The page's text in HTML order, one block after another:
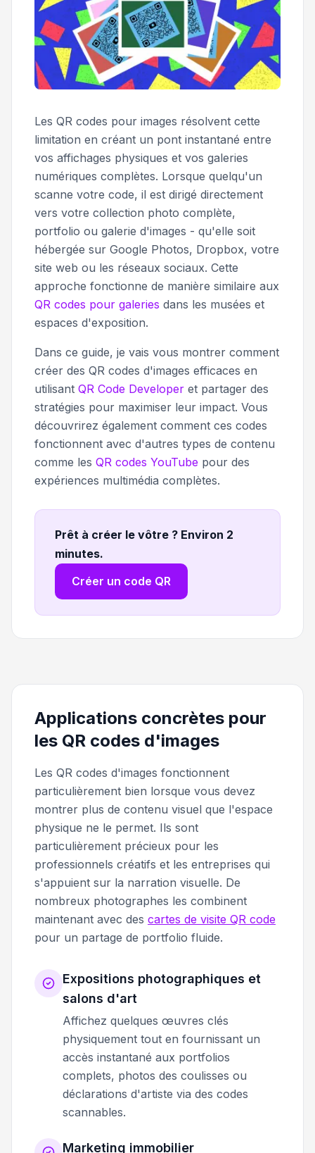
Les QR codes pour images résolvent cette
limitation en créant un pont instantané entre
vos affichages physiques et vos galeries
numériques complètes. Lorsque quelqu'un
scanne votre code, il est dirigé directement
vers votre collection photo complète,
portfolio ou galerie d'images - qu'elle soit
hébergée sur Google Photos, Dropbox, votre
site web ou les réseaux sociaux. Cette
approche fonctionne de manière similaire aux
QR codes pour galeries dans les musées et
espaces d'exposition.
Dans ce guide, je vais vous montrer comment
créer des QR codes d'images efficaces en
utilisant QR Code Developer et partager des
stratégies pour maximiser leur impact. Vous
découvrirez également comment ces codes
fonctionnent avec d'autres types de contenu
comme les QR codes YouTube pour des
expériences multimédia complètes.
Prêt à créer le vôtre ? Environ 2
minutes.
Créer un code QR
Applications concrètes pour
les QR codes d'images
Les QR codes d'images fonctionnent
particulièrement bien lorsque vous devez
montrer plus de contenu visuel que l'espace
physique ne le permet. Ils sont
particulièrement précieux pour les
professionnels créatifs et les entreprises qui
s'appuient sur la narration visuelle. De
nombreux photographes les combinent
maintenant avec des cartes de visite QR code
pour un partage de portfolio fluide.
Expositions photographiques et
salons d'art
Affichez quelques œuvres clés
physiquement tout en fournissant un
accès instantané aux portfolios
complets, photos des coulisses ou
déclarations d'artiste via des codes
scannables.
Marketing immobilier